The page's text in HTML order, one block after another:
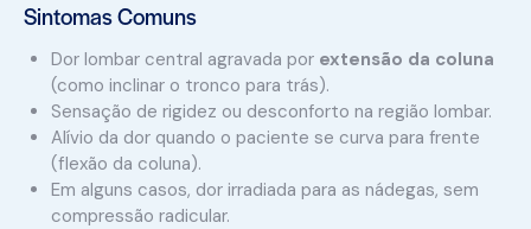
Sintomas Comuns
Dor lombar central agravada por extensão da coluna
(como inclinar o tronco para trás).
Sensação de rigidez ou desconforto na região lombar.
Alívio da dor quando o paciente se curva para frente
(flexão da coluna).
Em alguns casos, dor irradiada para as nádegas, sem
compressão radicular.